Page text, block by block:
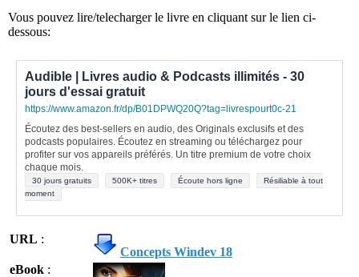
Vous pouvez lire/telecharger le livre en cliquant sur le lien ci-
dessous:
Audible | Livres audio & Podcasts illimités - 30
jours d'essai gratuit
https://www.amazon.fr/dp/B01DPWQ20Q?tag=livrespourt0c-21
Écoutez des best-sellers en audio, des Originals exclusifs et des
podcasts populaires. Écoutez en streaming ou téléchargez pour
profiter sur vos appareils préférés. Un titre premium de votre choix
chaque mois.
30 jours gratuits 500K+ titres Écoute hors ligne
Résiliable à tout
moment
URL :
Concepts Windev 18
eBook :